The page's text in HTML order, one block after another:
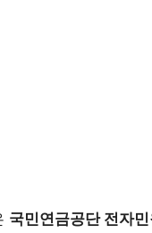
국민연금공단 전자